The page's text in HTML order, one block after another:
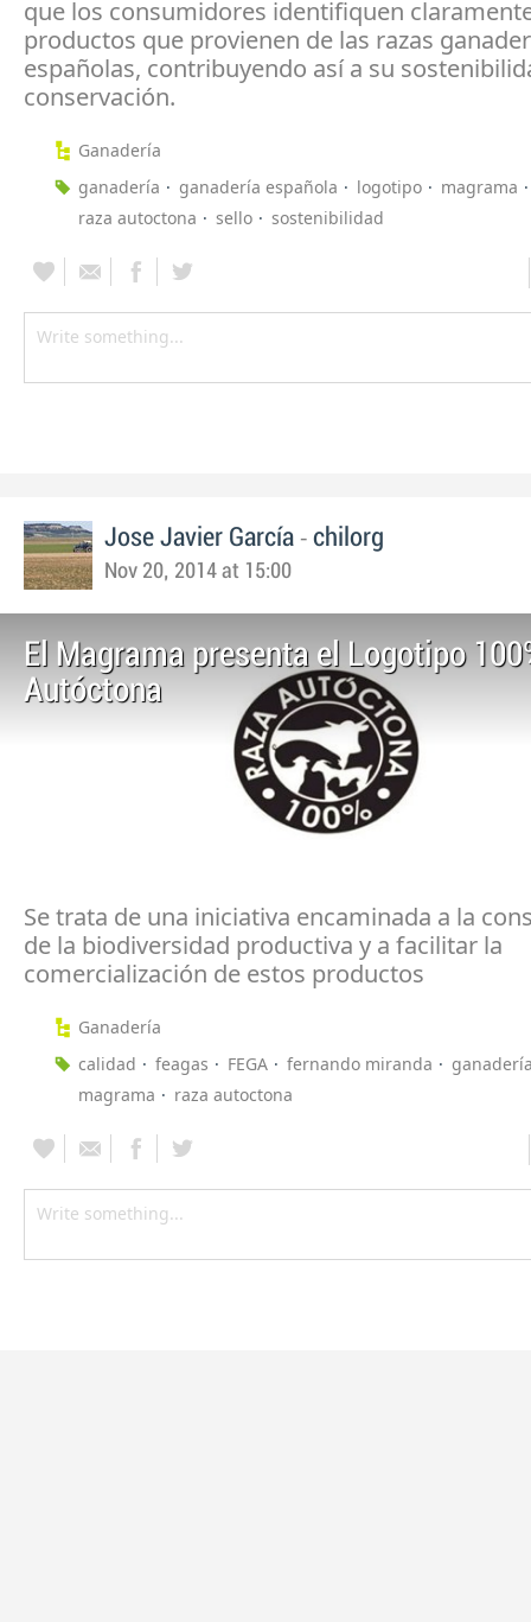
que los consumidores identifiquen
productos que provienen de las razas
españolas, contribuyendo así a su
conservación.
Ganadería
ganadería
ganadería española logotipo
magrama
raza autoctona
sello sostenibilidad
Jose Javier García - chilorg
Nov 20, 2014 at 15:00
El Magrama presenta el Logotipo
Autóctona
Se trata de una iniciativa encaminada a la
de la biodiversidad productiva y a facilitar la
comercialización de estos productos
Ganadería
calidad
feagas FEGA fernando miranda
magrama
raza autoctona